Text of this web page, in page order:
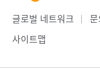
램
바
로
바
글로벌 네트워크 문
사이트맵